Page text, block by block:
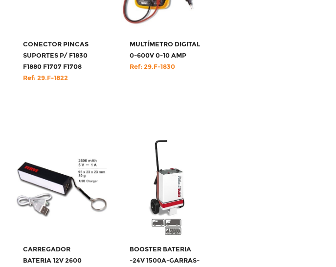
CONECTOR PINCAS
SUPORTES P/ F1830
F1880 F1707 F1708
Ref: 29.F-1822
MULTÍMETRO DIGITAL
0-600V 0-10 AMP
Ref: 29.F-1830
CARREGADOR
BATERIA 12V 2600
BOOSTER BATERIA
-24V 1500A-GARRAS-